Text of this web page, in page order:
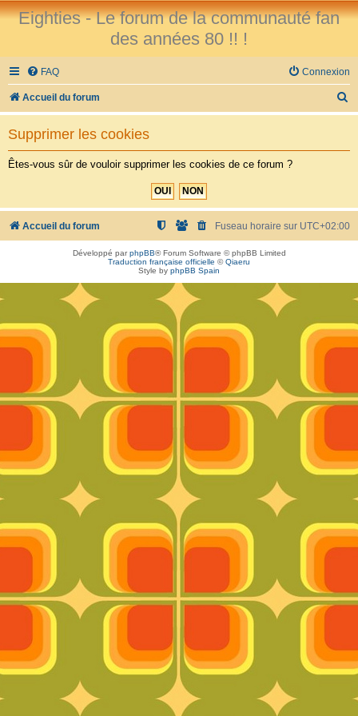
Eighties - Le forum de la communauté fan
des années 80 !! !
FAQ Connexion
Accueil du forum
e
h
r
Supprimer les cookies
Êtes-vous sûr de vouloir supprimer les cookies de ce forum ?
Accueil du forum Fuseau horaire sur UTC+02:00
Développé parphpBB® Forum Software © phpBB Limited
Traduction française officielle ©Qiaeru
Style by phpBB Spain